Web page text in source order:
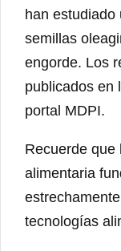
han
semillas
engorde. Los
publicados en
portal MDPI.
Recuerde que
alimentaria
tecnologías